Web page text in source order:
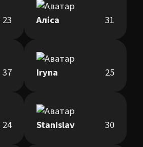
23 Аліса 31
37 Iryna 25
24 Stanislav 30